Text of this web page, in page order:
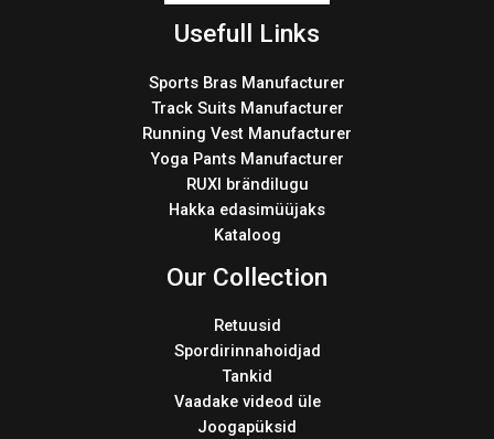
Usefull Links
Sports Bras Manufacturer
Track Suits Manufacturer
Running Vest Manufacturer
Yoga Pants Manufacturer
RUXI brändilugu
Hakka edasimüüjaks
Kataloog
Our Collection
Retuusid
Spordirinnahoidjad
Tankid
Vaadake videod üle
Joogapüksid